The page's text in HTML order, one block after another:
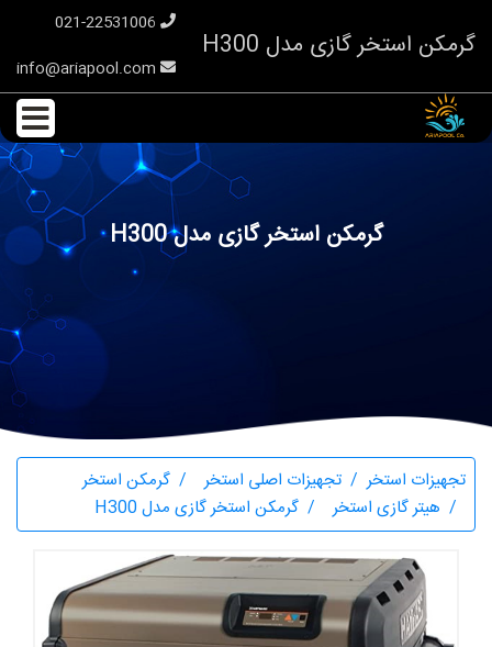
گرمکن استخر گازی مدل H300
گرمکن استخر گازی مدل H300
تجهیزات استخر تجهیزات اصلی استخر
گرمکن استخر
هیتر گازی استخر
گرمکن استخر گازی مدل H300